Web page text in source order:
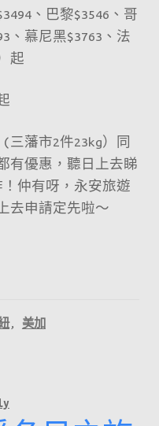
、巴黎$3546、哥
、慕尼黑$3763、法
起
三藩市2件23kg）同
有優惠，聽日上去睇
仲有呀，永安旅遊
去申請定先啦～
, 美加